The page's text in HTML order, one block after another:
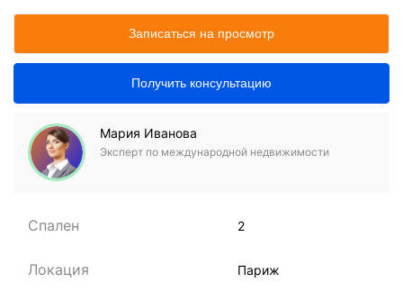
Записаться на просмотр
Получить консультацию
Мария Иванова
Эксперт по международной недвижимости
Спален 2
Локация Париж